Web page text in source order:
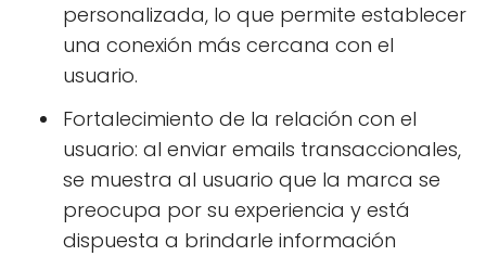
personalizada, lo que permite establecer
una conexión más cercana con el
usuario.
Fortalecimiento de la relación con el
usuario: al enviar emails transaccionales,
se muestra al usuario que la marca se
preocupa por su experiencia y está
dispuesta a brindarle información